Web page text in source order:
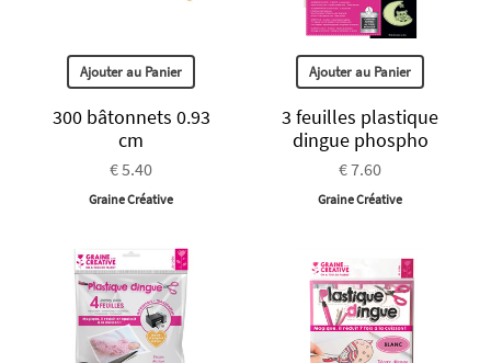
Ajouter au Panier
300 bâtonnets 0.93
cm
€ 5.40
Graine Créative
Ajouter au Panier
3 feuilles plastique
dingue phospho
€ 7.60
Graine Créative